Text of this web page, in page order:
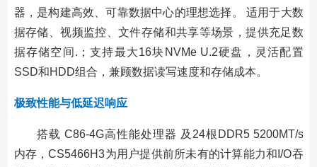
器，是构建高效、可靠数据中心的理想选择。 适用于大数
据存储、视频监控、文件存储和共享等场景，提供充足数
据存储空间.；支持最大16块NVMe U.2硬盘，灵活配置
SSD和HDD组合，兼顾数据读写速度和存储成本。
极致性能与低延迟响应
搭载 C86-4G高性能处理器 及24根DDR5 5200MT/s
内存，CS5466H3为用户提供前所未有的计算能力和I/O吞